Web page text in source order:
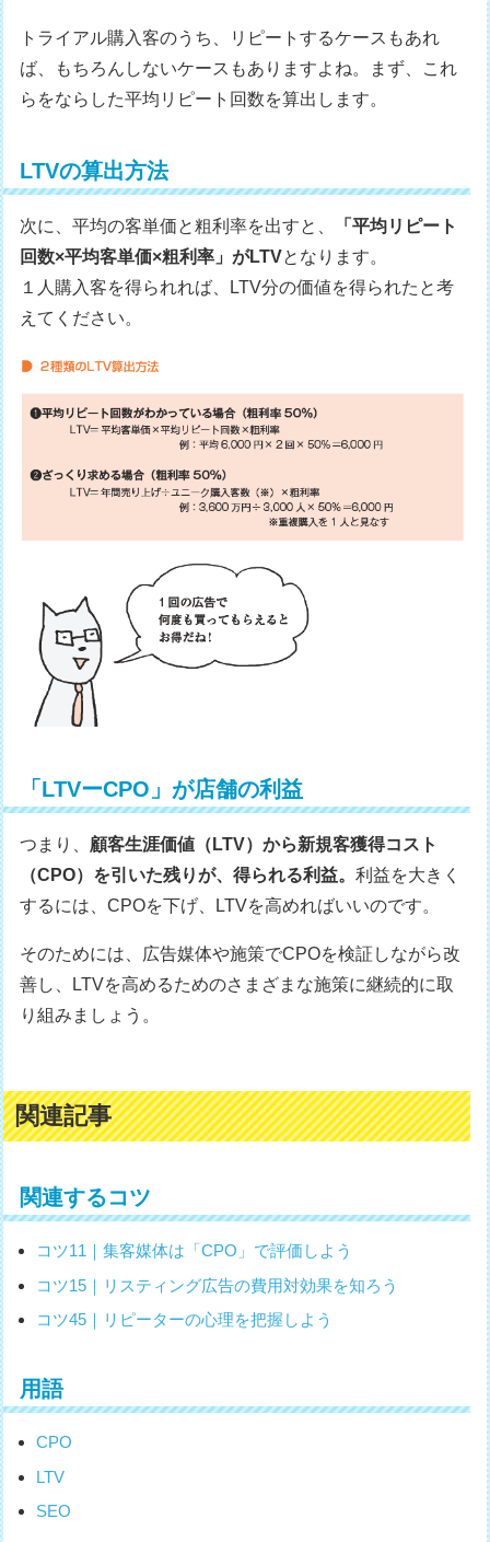
トライアル購入客のうち、リピートするケースもあれ
ば、もちろんしないケースもありますよね。まず、これ
らをならした平均リピート回数を算出します。
LTVの算出方法
次に、平均の客単価と粗利率を出すと、
「平均リピート
回数×平均客単価×粗利率」がLTVとなります。
１人購入客を得られれば、LTV分の価値を得られたと考
えてください。
「LTVーCPO」が店舗の利益
つまり、 顧客生涯価値（LTV）から新規客獲得コスト
（CPO）を引いた残りが、得られる利益。利益を大きく
するには、CPOを下げ、LTVを高めればいいのです。
そのためには、広告媒体や施策でCPOを検証しながら改
善し、LTVを高めるためのさまざまな施策に継続的に取
り組みましょう。
関連記事
関連するコツ
コツ11｜集客媒体は「CPO」で評価しよう
コツ15｜リスティング広告の費用対効果を知ろう
コツ45｜リピーターの心理を把握しよう
用語
CPO
LTV
SEO